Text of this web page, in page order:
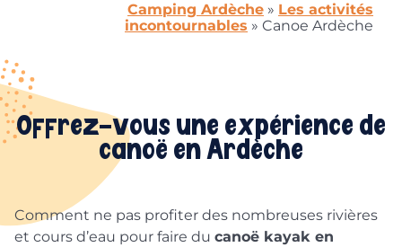
Camping Ardèche » Les activités
incontournables » Canoe Ardèche
Offrez-vous une expérience de
canoë en Ardèche
Comment ne pas profiter des nombreuses rivières
et cours d’eau pour faire du canoë kayak en